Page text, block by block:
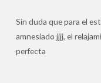
Sin duda que para el
amnesiado jjjj, el
perfecta